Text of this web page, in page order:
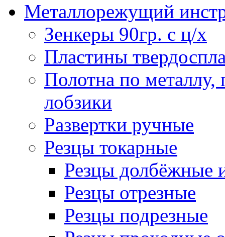
Металлорежущий
Зенкеры 90гр. с ц/х
Пластины
Полотна по
лобзики
Развертки ручные
Резцы токарные
Резцы долбёжные
Резцы отрезные
Резцы подрезные